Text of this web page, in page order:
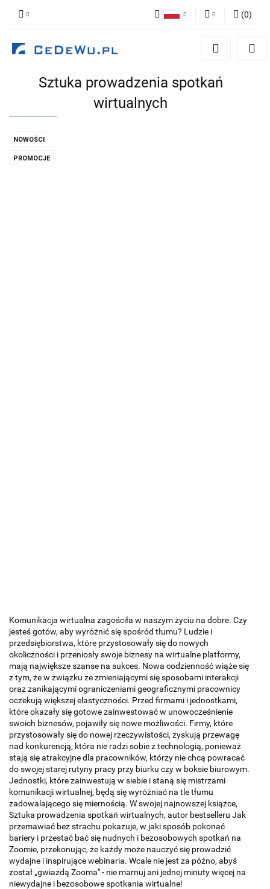
Zaloguj się
Dodaj zgłoszenie
Zgody cookies
(0)
Sztuka prowadzenia spotkań
wirtualnych
NOWOŚCI
PROMOCJE
Komunikacja wirtualna zagościła w naszym życiu na dobre. Czy
jesteś gotów, aby wyróżnić się spośród tłumu? Ludzie i
przedsiębiorstwa, które przystosowały się do nowych
okoliczności i przeniosły swoje biznesy na wirtualne platformy,
mają największe szanse na sukces. Nowa codzienność wiąże się
z tym, że w związku ze zmieniającymi się sposobami interakcji
oraz zanikającymi ograniczeniami geograficznymi pracownicy
oczekują większej elastyczności. Przed firmami i jednostkami,
które okazały się gotowe zainwestować w unowocześnienie
swoich biznesów, pojawiły się nowe możliwości. Firmy, które
przystosowały się do nowej rzeczywistości, zyskują przewagę
nad konkurencją, która nie radzi sobie z technologią, ponieważ
stają się atrakcyjne dla pracowników, którzy nie chcą powracać
do swojej starej rutyny pracy przy biurku czy w boksie biurowym.
Jednostki, które zainwestują w siebie i staną się mistrzami
komunikacji wirtualnej, będą się wyróżniać na tle tłumu
zadowalającego się miernością. W swojej najnowszej książce,
Sztuka prowadzenia spotkań wirtualnych, autor bestselleru Jak
przemawiać bez strachu pokazuje, w jaki sposób pokonać
bariery i przestać bać się nudnych i bezosobowych spotkań na
Zoomie, przekonując, że każdy może nauczyć się prowadzić
wydajne i inspirujące webinaria. Wcale nie jest za późno, abyś
został „gwiazdą Zooma" - nie marnuj ani jednej minuty więcej na
niewydajne i bezosobowe spotkania wirtualne!